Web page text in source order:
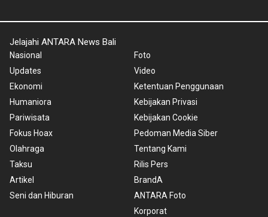
Jelajahi ANTARA News Bali
Nasional
Updates
Ekonomi
Humaniora
Pariwisata
Fokus Hoax
Olahraga
Taksu
Artikel
Seni dan Hiburan
Foto
Video
Ketentuan Penggunaan
Kebijakan Privasi
Kebijakan Cookie
Pedoman Media Siber
Tentang Kami
Rilis Pers
BrandA
ANTARA Foto
Korporat